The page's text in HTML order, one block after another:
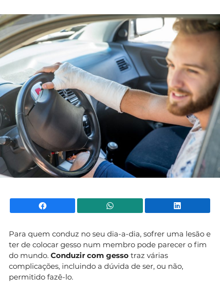
Facebook WhatsApp
Para quem conduz no seu dia-a-dia, sofrer uma lesão e
ter de colocar gesso num membro pode parecer o fim
do mundo. Conduzir com gesso traz várias
complicações, incluindo a dúvida de ser, ou não,
permitido fazê-lo.